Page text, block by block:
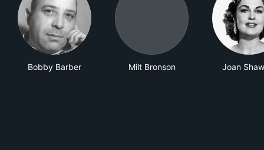
Bobby Barber Milt Bronson Joan